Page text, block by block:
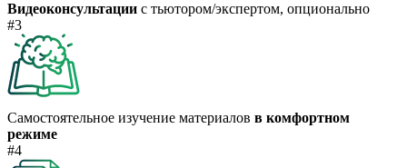
Видеоконсультации с тьютором/экспертом, опционально
#3
Самостоятельное изучение материалов в комфортном
режиме
#4